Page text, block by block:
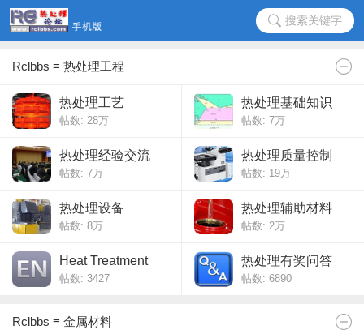
搜索关键字
Rclbbs ≡ 热处理工程
热处理工艺
帖数: 28万
热处理基础知识
帖数: 7万
热处理经验交流
帖数: 7万
热处理质量控制
帖数: 19万
热处理设备
帖数: 8万
热处理辅助材料
帖数: 2万
Heat Treatment
帖数: 3427
热处理有奖问答
帖数: 6890
Rclbbs ≡ 金属材料